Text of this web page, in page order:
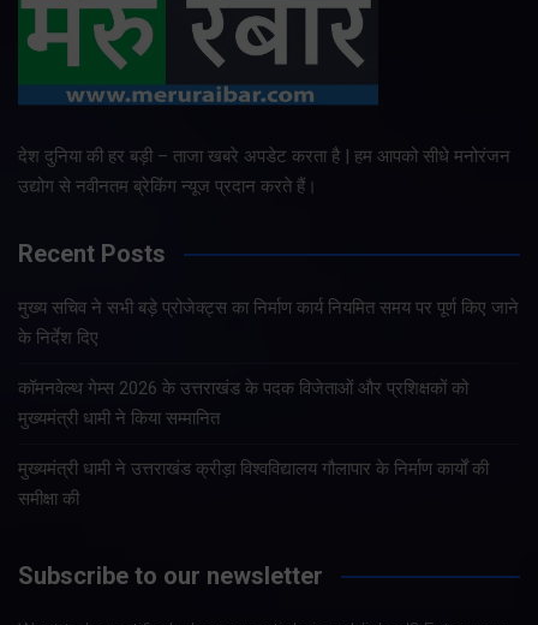
देश दुनिया की हर बड़ी – ताजा खबरे अपडेट करता है | हम आपको सीधे मनोरंजन
उद्योग से नवीनतम ब्रेकिंग न्यूज प्रदान करते हैं।
Recent Posts
मुख्य सचिव ने सभी बड़े प्रोजेक्ट्स का निर्माण कार्य नियमित समय पर पूर्ण किए जाने
के निर्देश दिए
कॉमनवेल्थ गेम्स 2026 के उत्तराखंड के पदक विजेताओं और प्रशिक्षकों को
मुख्यमंत्री धामी ने किया सम्मानित
मुख्यमंत्री धामी ने उत्तराखंड क्रीड़ा विश्वविद्यालय गौलापार के निर्माण कार्यों की
समीक्षा की
Subscribe to our newsletter